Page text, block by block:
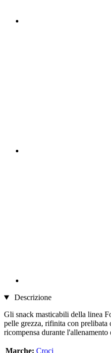
Descrizione
Gli snack masticabili della linea
pelle grezza, rifinita con prelibata
ricompensa durante
Marche: Croci